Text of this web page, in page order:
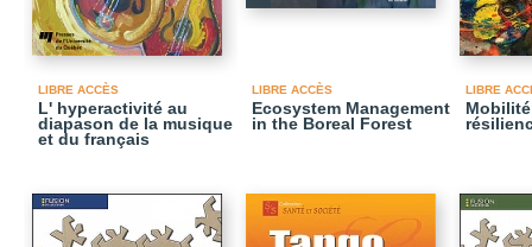
LIBRE ACCÈS
L' hyperactivité au
diapason de la musique
et du français
LIBRE ACCÈS
Ecosystem Management
in the Boreal Forest
LIBRE